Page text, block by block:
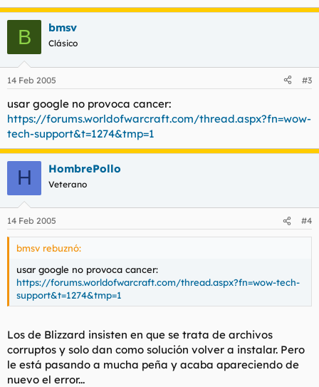
B bmsv
Clásico
14 Feb 2005 #3
usar google no provoca cancer:
https://forums.worldofwarcraft.com/thread.aspx?fn=wow-
tech-support&t=1274&tmp=1
H HombrePollo
Veterano
14 Feb 2005 #4
bmsv rebuznó:
usar google no provoca cancer:
https://forums.worldofwarcraft.com/thread.aspx?fn=wow-tech-
support&t=1274&tmp=1
Los de Blizzard insisten en que se trata de archivos
corruptos y solo dan como solución volver a instalar. Pero
le está pasando a mucha peña y acaba apareciendo de
nuevo el error...